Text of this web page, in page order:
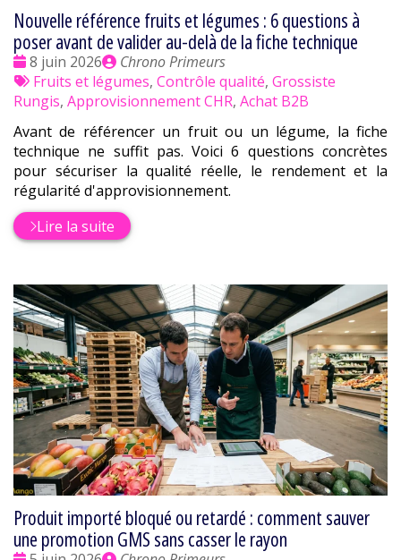
Nouvelle référence fruits et légumes : 6 questions à
poser avant de valider au-delà de la fiche technique
Date
:
8 juin 2026
Publié
par
Chrono Primeurs
Tags
:
Fruits et légumes, Contrôle qualité, Grossiste
Rungis, Approvisionnement CHR, Achat B2B
Avant de référencer un fruit ou un légume, la fiche
technique ne suffit pas. Voici 6 questions concrètes
pour sécuriser la qualité réelle, le rendement et la
régularité d'approvisionnement.
Lire la suite
Produit importé bloqué ou retardé : comment sauver
une promotion GMS sans casser le rayon